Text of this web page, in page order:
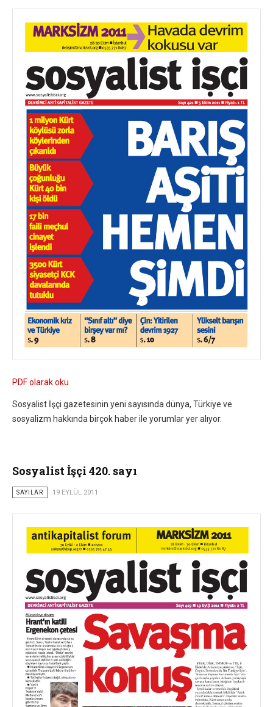
PDF olarak oku
Sosyalist İşçi gazetesinin yeni sayısında dünya, Türkiye ve
sosyalizm hakkında birçok haber ile yorumlar yer alıyor.
Sosyalist İşçi 420. sayı
SAYILAR 19 EYLÜL 2011